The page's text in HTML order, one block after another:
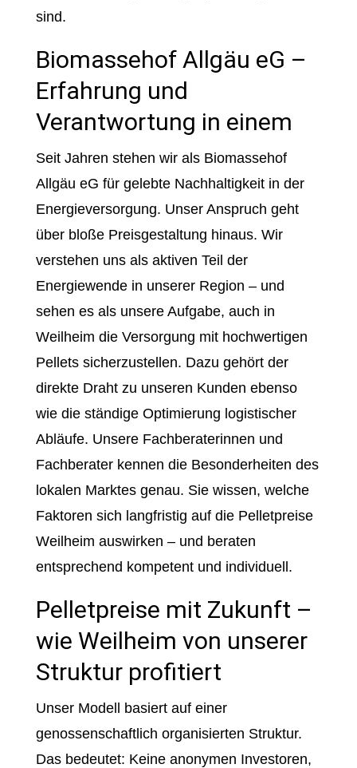
sind.
Biomassehof Allgäu eG –
Erfahrung und
Verantwortung in einem
Seit Jahren stehen wir als Biomassehof
Allgäu eG für gelebte Nachhaltigkeit in der
Energieversorgung. Unser Anspruch geht
über bloße Preisgestaltung hinaus. Wir
verstehen uns als aktiven Teil der
Energiewende in unserer Region – und
sehen es als unsere Aufgabe, auch in
Weilheim die Versorgung mit hochwertigen
Pellets sicherzustellen. Dazu gehört der
direkte Draht zu unseren Kunden ebenso
wie die ständige Optimierung logistischer
Abläufe. Unsere Fachberaterinnen und
Fachberater kennen die Besonderheiten des
lokalen Marktes genau. Sie wissen, welche
Faktoren sich langfristig auf die Pelletpreise
Weilheim auswirken – und beraten
entsprechend kompetent und individuell.
Pelletpreise mit Zukunft –
wie Weilheim von unserer
Struktur profitiert
Unser Modell basiert auf einer
genossenschaftlich organisierten Struktur.
Das bedeutet: Keine anonymen Investoren,